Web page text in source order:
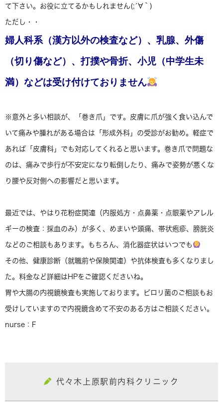
て下さい。お役に立てるかもしれません(;´∀｀)
ただし・・
婦人科系（漢方以外の検査など）、乳腺、外傷
（切り傷など）、打撲や骨折、小児（中学生未
満）などは受け付けておりません
※意外と多い相談が、「巻き爪」です。皮膚に爪が強く食い込んで
いて痛みや腫れがある場合は「形成外科」の受診がお勧め。軽症で
あれば「皮膚科」でも対応してくれると思います。巻き爪で問題な
のは、痛みで歩行が不安定になり転倒したり、痛みで姿勢が悪くな
り腰や反対側への影響だと思います。
最近では、やはり花粉症関連（内服処方・点鼻薬・点眼薬やアレル
ギーの検査：採血のみ）が多く、めまいや頭痛、帯状疱疹、膀胱炎
などのご相談もあります。もちろん、消化器症状はいつでも
その他、健康診断（就職前や保険関連）や抗体検査も多くなりまし
た。料金など詳細はHPをご確認くださいね。
胃や大腸の内視鏡検査も実施しております。ピロリ菌のご相談もお
受けしていますので内視鏡含めて不安のある方はご相談ください。
nurse：F
代々木上原駅前内科クリニック